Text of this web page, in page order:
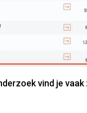
vind je